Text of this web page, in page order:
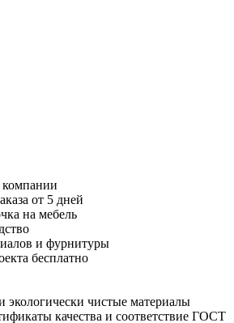
от 5 дней
на мебель
и фурнитуры
бесплатно
экологически чистые материалы
качества и соответствие ГОСТ